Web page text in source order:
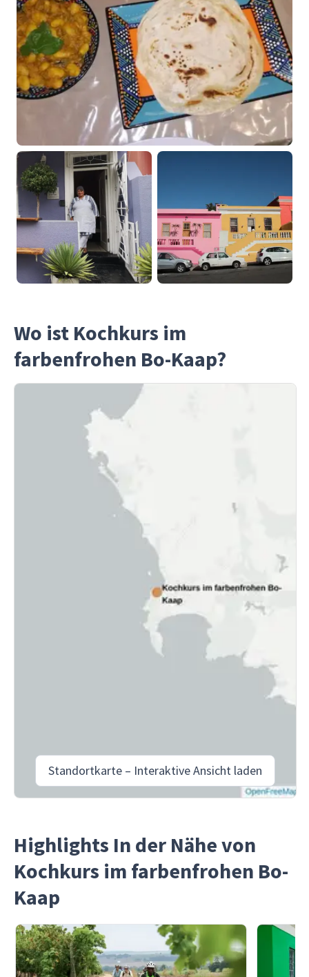
Wo ist Kochkurs im
farbenfrohen Bo-Kaap?
Standortkarte – Interaktive Ansicht laden
Highlights In der Nähe von
Kochkurs im farbenfrohen Bo-
Kaap